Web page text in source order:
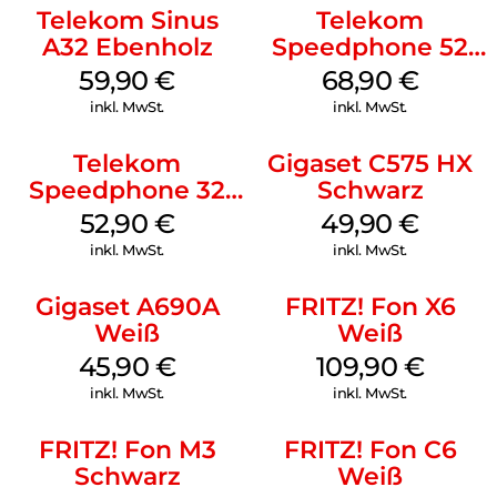
Stromausfall sind Ihre Aufzeichnungen weiterhin gesichert.
Sprechen Sie eine individuelle Ansage auf und stellen Sie die
Aufzeichnungslänge ein – so konfigurieren Sie den
Anrufbeantworter ganz nach Ihren Wünschen.
Telekom Sinus
A32 Ebenholz
59,90€
inkl. MwSt.
Telekom
Speedphone 52
Schwarz
68,90 €
inkl. MwSt.
Telekom
Speedphone 32
Ebenholz
52,90 €
inkl. MwSt.
Gigaset C575 HX
Schwarz
49,90€
inkl. MwSt.
Gigaset A690A
Weiß
45,90 €
inkl. MwSt.
FRITZ! Fon X6
Weiß
109,90 €
inkl. MwSt.
FRITZ! Fon M3
Schwarz
FRITZ! Fon C6
Weiß